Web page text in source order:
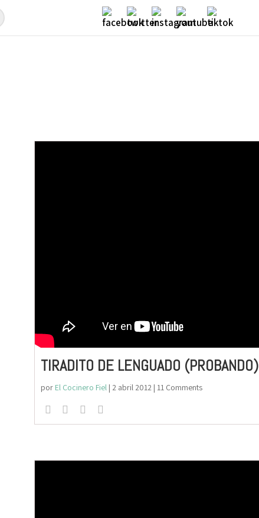
TIRADITO DE LENGUADO (PROBANDO)
por El Cocinero Fiel | 2 abril 2012 | 11 Comments